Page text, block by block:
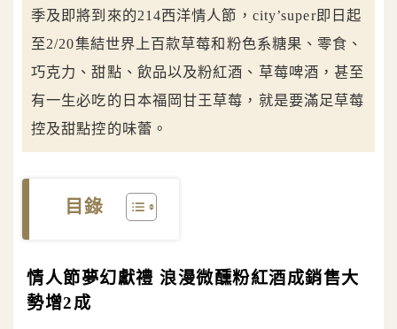
季及即將到來的214西洋情人節，city’super即日起
至2/20集結世界上百款草莓和粉色系糖果、零食、
巧克力、甜點、飲品以及粉紅酒、草莓啤酒，甚至
有一生必吃的日本福岡甘王草莓，就是要滿足草莓
控及甜點控的味蕾。
目錄
情人節夢幻獻禮 浪漫微醺粉紅酒成銷售大
勢增2成